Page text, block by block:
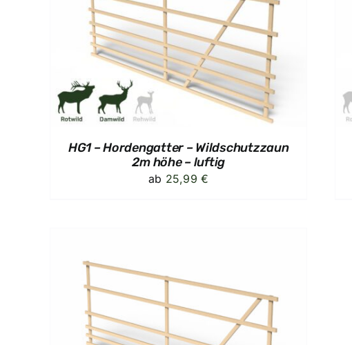
HG1 – Hordengatter – Wildschutzzaun
2m höhe – luftig
ab 25,99€
AUSFÜHRUNG WÄHLEN / DETAILS